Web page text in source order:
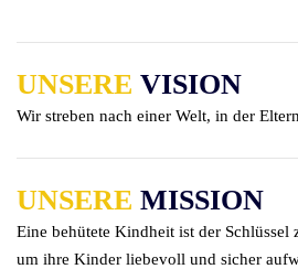
UNSERE VISION
Wir streben nach einer Welt, in der
UNSERE MISSION
Eine behütete Kindheit ist der
um ihre Kinder liebevoll und sicher